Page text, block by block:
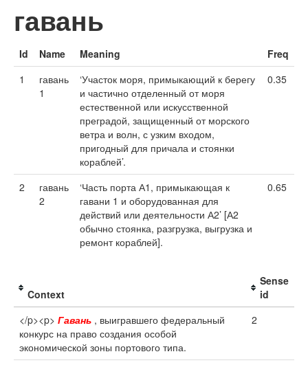
гавань
Id Name Meaning
Freq
1
гавань
1
‘Участок моря, примыкающий к берегу
и частично отделенный от моря
естественной или искусственной
преградой, защищенный от морского
ветра и волн, с узким входом,
пригодный для причала и стоянки
кораблей’.
0.35
2
гавань
2
‘Часть порта А1, примыкающая к
гавани 1 и оборудованная для
действий или деятельности А2’ [А2
обычно стоянка, разгрузка, выгрузка и
ремонт кораблей].
0.65
Context
Sense
id
</p><p> Гавань , выигравшего федеральный
конкурс на право создания особой
экономической зоны портового типа.
2